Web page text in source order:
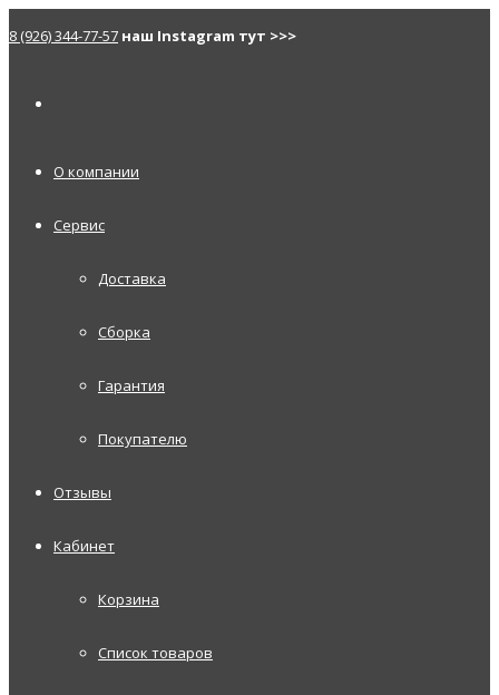
8 (926) 344-77-57 наш Instagram тут >>>
О компании
Сервис
Доставка
Сборка
Гарантия
Покупателю
Отзывы
Кабинет
Корзина
Список товаров